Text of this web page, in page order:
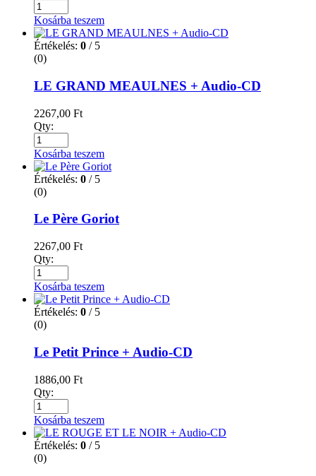
Kosárba teszem
Értékelés: 0 / 5
(0)
LE GRAND MEAULNES + Audio-CD
2267,00 Ft
Qty:
Kosárba teszem
Értékelés: 0 / 5
(0)
Le Père Goriot
2267,00 Ft
Qty:
Kosárba teszem
Értékelés: 0 / 5
(0)
Le Petit Prince + Audio-CD
1886,00 Ft
Qty:
Kosárba teszem
Értékelés: 0 / 5
(0)